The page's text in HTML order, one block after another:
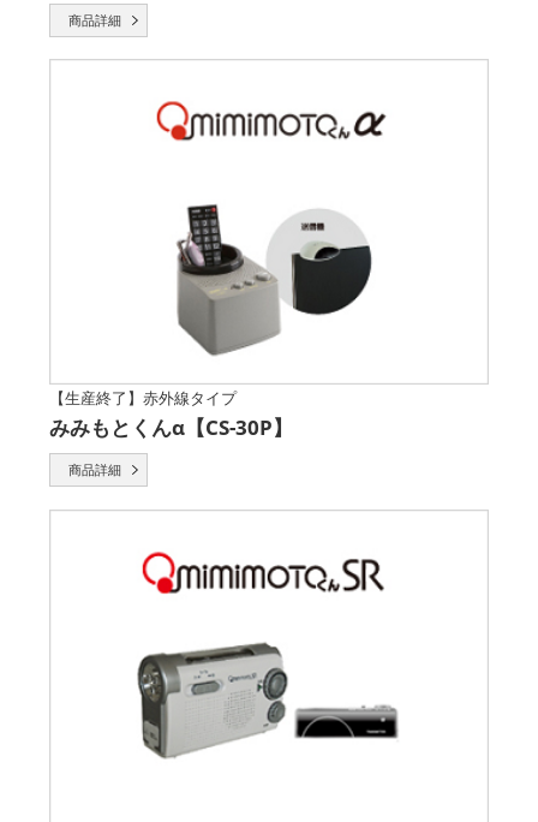
商品詳細
【生産終了】赤外線タイプ
みみもとくんα【CS-30P】
商品詳細